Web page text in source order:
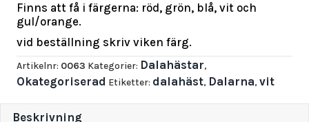
Finns att få i färgerna: röd, grön, blå, vit och
gul/orange.
vid beställning skriv viken färg.
Artikelnr: 0063 Kategorier: Dalahästar,
Okategoriserad Etiketter: dalahäst, Dalarna, vit
Beskrivning